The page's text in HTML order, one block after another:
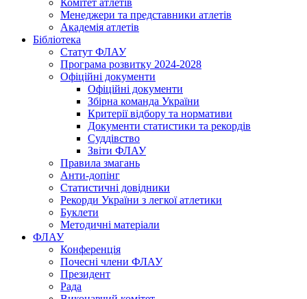
Комітет атлетів
Менеджери та представники атлетів
Академія атлетів
Бібліотека
Статут ФЛАУ
Програма розвитку 2024-2028
Офіційні документи
Офіційні документи
Збірна команда України
Критерії відбору та нормативи
Документи статистики та рекордів
Суддівство
Звіти ФЛАУ
Правила змагань
Анти-допінг
Статистичні довідники
Рекорди України з легкої атлетики
Буклети
Методичні матеріали
ФЛАУ
Конференція
Почесні члени ФЛАУ
Президент
Рада